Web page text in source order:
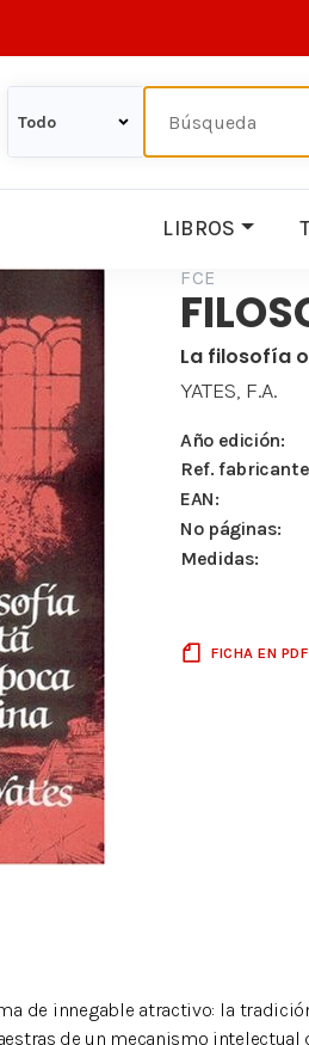
LIBROS
FCE
La filosofía
YATES, F.A.
Año edición:
Ref.
EAN:
Nº páginas:
Medidas:
FICHA EN PDF
de innegable atractivo: la
de un mecanismo